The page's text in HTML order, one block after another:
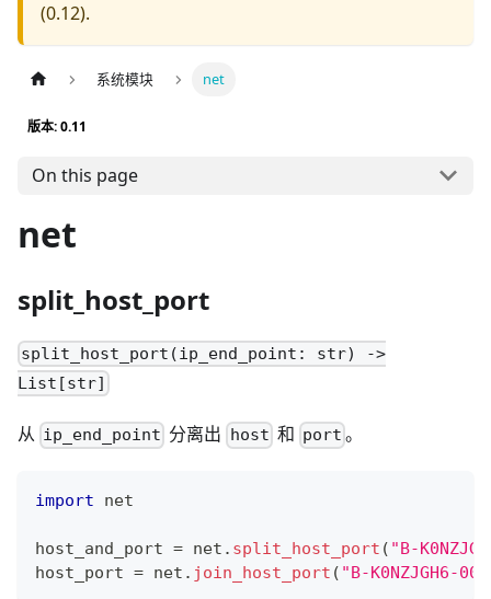
(0.12).
系统模块 net
版本: 0.11
On this page
net
split_host_port
split_host_port(ip_end_point: str) ->
List[str]
从 ip_end_point 分离出 host 和 port 。
import net
host_and_port = net . split_host_port ( "B-
host_port = net . join_host_port ( "B-K0NZJGH6-